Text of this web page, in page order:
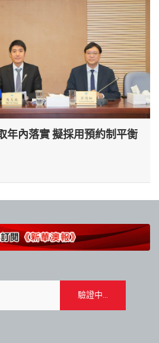
年內落實 擬採用預約制平衡